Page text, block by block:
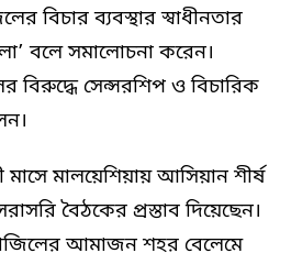
বিচার ব্যবস্থার স্বাধীনতার
বলে সমালোচনা করেন।
বিরুদ্ধে সেন্সরশিপ ও বিচারিক
মালয়েশিয়ায় আসিয়ান শীর্ষ
বৈঠকের প্রস্তাব দিয়েছেন।
আমাজন শহর বেলেমে